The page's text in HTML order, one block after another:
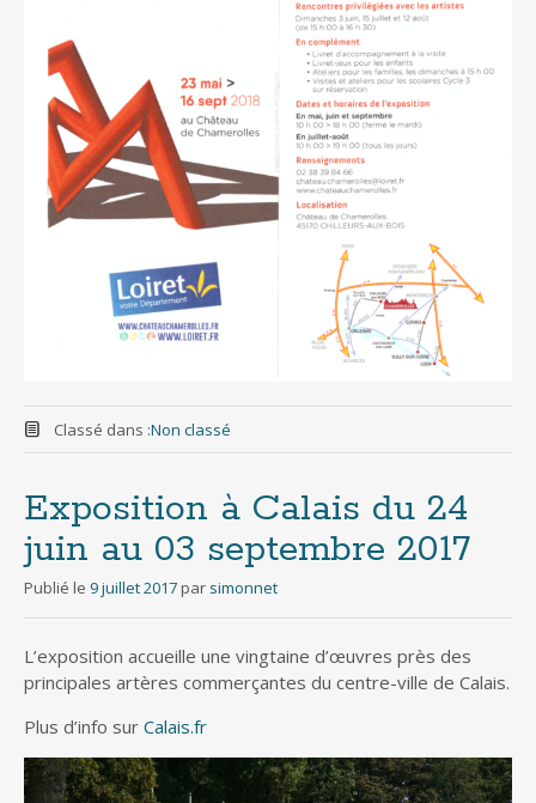
Classé dans :Non classé
Exposition à Calais du 24
juin au 03 septembre 2017
Publié le 9 juillet 2017 par simonnet
L’exposition accueille une vingtaine d’œuvres près des
principales artères commerçantes du centre-ville de Calais.
Plus d’info sur Calais.fr